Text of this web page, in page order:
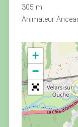
305 m
Animateur
+
−